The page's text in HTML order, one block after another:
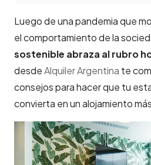
Luego de una pandemia que
el comportamiento de la
sostenible abraza al rubro
desdeAlquiler Argentina te
consejos para hacer que tu
convierta en un alojamiento